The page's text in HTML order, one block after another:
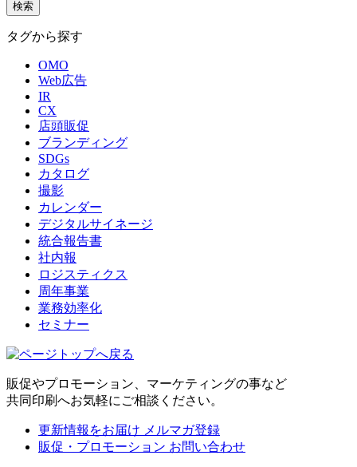
タグから探す
OMO
Web広告
IR
CX
店頭販促
ブランディング
SDGs
カタログ
撮影
カレンダー
デジタルサイネージ
統合報告書
社内報
ロジスティクス
周年事業
業務効率化
セミナー
販促やプロモーション、マーケティングの事など
共同印刷へお気軽にご相談ください。
更新情報をお届け メルマガ登録
販促・プロモーション お問い合わせ